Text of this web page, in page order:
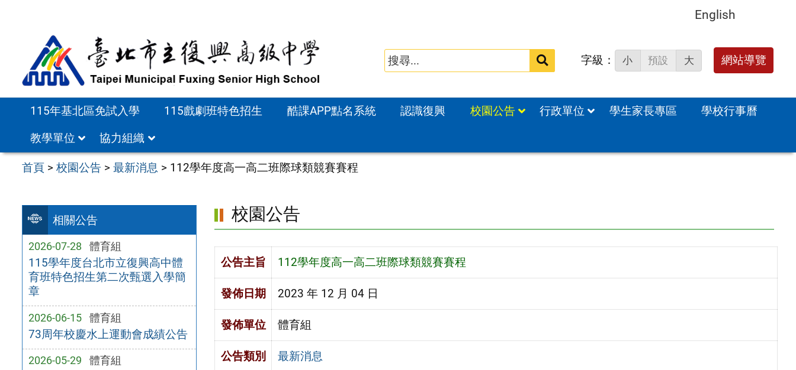
English
搜
字級： 小 預設 大 網站導覽
115年基北區免試入學 115戲劇班特色招生 酷課APP點名系統 認識復興 校園公告 行政單位 學生家長專區
學校行事曆
教學單位
協力組織
首頁 >校園公告 >最新消息 > 112學年度高一高二班際球類競賽賽程
相關公告
2026-07-28 體育組
115學年度台北市立復興高中體
育班特色招生第二次甄選入學簡
章
2026-06-15 體育組
73周年校慶水上運動會成績公告
2026-05-29 體育組
校園公告
公告主旨 112學年度高一高二班際球類競賽賽程
發佈日期 2023 年 12 月 04 日
發佈單位 體育組
公告類別 最新消息